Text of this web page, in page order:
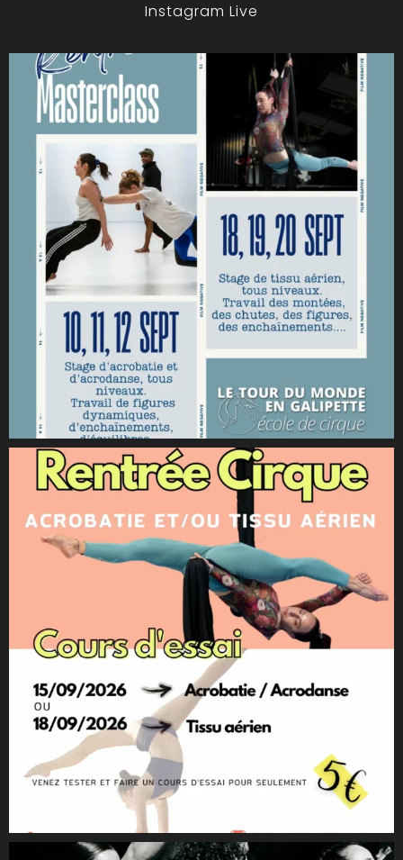
Instagram Live